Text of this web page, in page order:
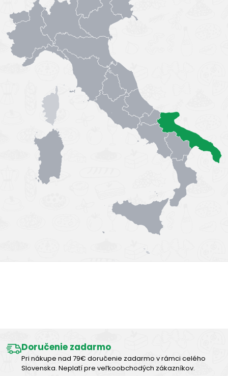
Doručenie zadarmo
Pri nákupe nad 79€ doručenie zadarmo v rámci celého
Slovenska. Neplatí pre veľkoobchodých zákazníkov.